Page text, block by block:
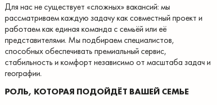
Для нас не существует «сложных» вакансий: мы
рассматриваем каждую задачу как совместный проект и
работаем как единая команда с семьёй или её
представителями. Мы подбираем специалистов,
способных обеспечивать премиальный сервис,
стабильность и комфорт независимо от масштаба задач и
географии.
РОЛЬ, КОТОРАЯ ПОДОЙДЁТ ВАШЕЙ СЕМЬЕ